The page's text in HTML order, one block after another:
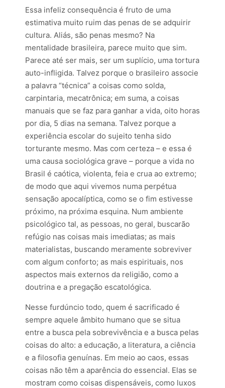
Essa infeliz consequência é fruto de uma
estimativa muito ruim das penas de se adquirir
cultura. Aliás, são penas mesmo? Na
mentalidade brasileira, parece muito que sim.
Parece até ser mais, ser um suplício, uma tortura
auto-infligida. Talvez porque o brasileiro associe
a palavra “técnica” a coisas como solda,
carpintaria, mecatrônica; em suma, a coisas
manuais que se faz para ganhar a vida, oito horas
por dia, 5 dias na semana. Talvez porque a
experiência escolar do sujeito tenha sido
torturante mesmo. Mas com certeza – e essa é
uma causa sociológica grave – porque a vida no
Brasil é caótica, violenta, feia e crua ao extremo;
de modo que aqui vivemos numa perpétua
sensação apocalíptica, como se o fim estivesse
próximo, na próxima esquina. Num ambiente
psicológico tal, as pessoas, no geral, buscarão
refúgio nas coisas mais imediatas; as mais
materialistas, buscando meramente sobreviver
com algum conforto; as mais espirituais, nos
aspectos mais externos da religião, como a
doutrina e a pregação escatológica.
Nesse furdúncio todo, quem é sacrificado é
sempre aquele âmbito humano que se situa
entre a busca pela sobrevivência e a busca pelas
coisas do alto: a educação, a literatura, a ciência
e a filosofia genuínas. Em meio ao caos, essas
coisas não têm a aparência do essencial. Elas se
mostram como coisas dispensáveis, como luxos